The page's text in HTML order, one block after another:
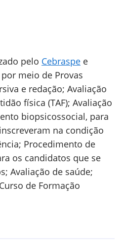
pelo Cebraspe e
meio de Provas
e redação; Avaliação
física (TAF); Avaliação
biopsicossocial, para
na condição
Procedimento de
os candidatos que se
Avaliação de saúde;
de Formação